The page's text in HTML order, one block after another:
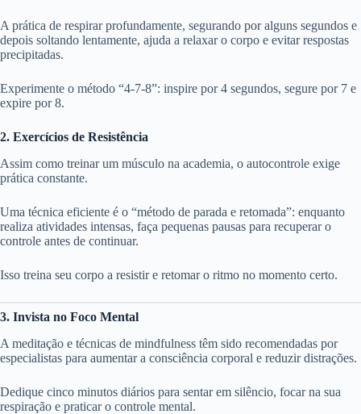
A prática de respirar profundamente, segurando por alguns segundos e
depois soltando lentamente, ajuda a relaxar o corpo e evitar respostas
precipitadas.
Experimente o método “4-7-8”: inspire por 4 segundos, segure por 7 e
expire por 8.
2. Exercícios de Resistência
Assim como treinar um músculo na academia, o autocontrole exige
prática constante.
Uma técnica eficiente é o “método de parada e retomada”: enquanto
realiza atividades intensas, faça pequenas pausas para recuperar o
controle antes de continuar.
Isso treina seu corpo a resistir e retomar o ritmo no momento certo.
3. Invista no Foco Mental
A meditação e técnicas de mindfulness têm sido recomendadas por
especialistas para aumentar a consciência corporal e reduzir distrações.
Dedique cinco minutos diários para sentar em silêncio, focar na sua
respiração e praticar o controle mental.